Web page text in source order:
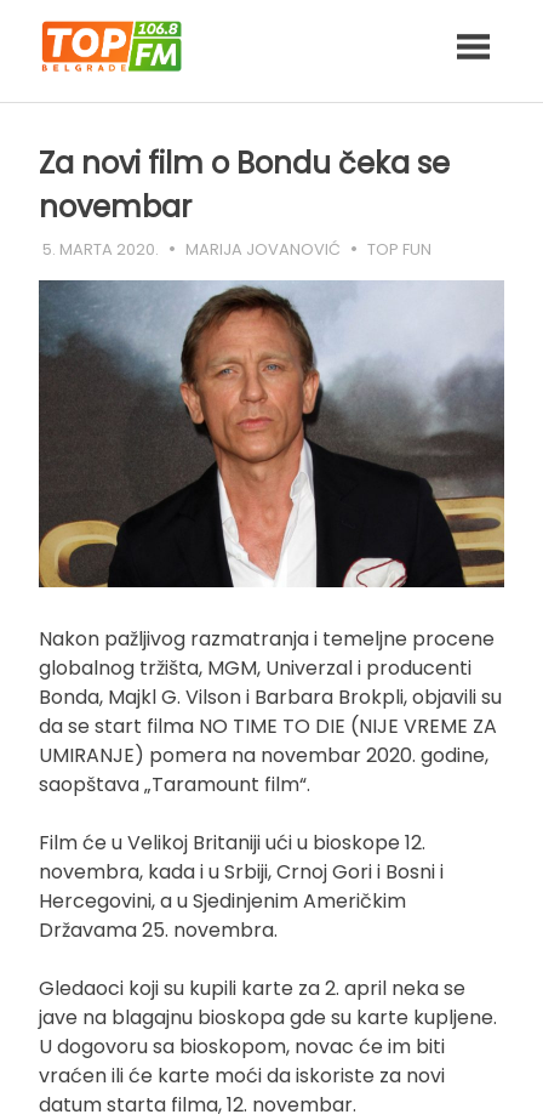
content
Za novi film o Bondu čeka se
novembar
5. MARTA 2020. MARIJA JOVANOVIĆ TOP FUN
Nakon pažljivog razmatranja i temeljne procene
globalnog tržišta, MGM, Univerzal i producenti
Bonda, Majkl G. Vilson i Barbara Brokpli, objavili su
da se start filma NO TIME TO DIE (NIJE VREME ZA
UMIRANJE) pomera na novembar 2020. godine,
saopštava „Taramount film“.
Film će u Velikoj Britaniji ući u bioskope 12.
novembra, kada i u Srbiji, Crnoj Gori i Bosni i
Hercegovini, a u Sjedinjenim Američkim
Državama 25. novembra.
Gledaoci koji su kupili karte za 2. april neka se
jave na blagajnu bioskopa gde su karte kupljene.
U dogovoru sa bioskopom, novac će im biti
vraćen ili će karte moći da iskoriste za novi
datum starta filma, 12. novembar.